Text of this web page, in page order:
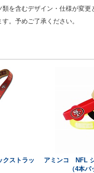
類を含むデザイン・仕様が変更
す。予めご了承ください。
ストラッ
アミンコ NFL
（4本